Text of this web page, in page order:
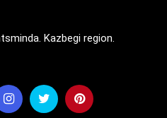
Kazbegi region.